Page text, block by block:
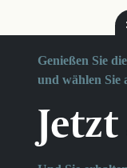
Genießen Sie
und wählen Sie